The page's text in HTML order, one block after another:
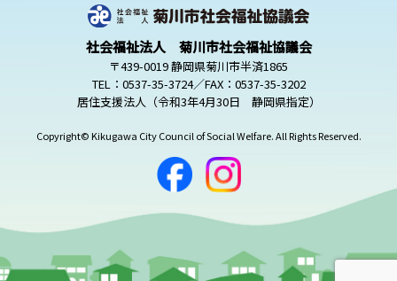
社会福祉法人 菊川市社会福祉協議会
〒439-0019 静岡県菊川市半済1865
TEL：0537-35-3724／FAX：0537-35-3202
居住支援法人（令和3年4月30日 静岡県指定）
Copyright© Kikugawa City Council of Social Welfare. All Rights Reserved.